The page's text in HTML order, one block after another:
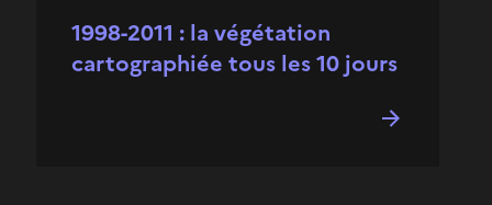
1998-2011 : la végétation
cartographiée tous les 10 jours